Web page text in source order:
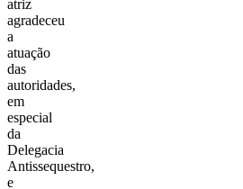
atriz
agradeceu
a
atuação
das
autoridades,
em
especial
da
Delegacia
Antissequestro,
e